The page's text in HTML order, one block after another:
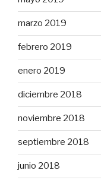
marzo 2019
febrero 2019
enero 2019
diciembre 2018
noviembre 2018
septiembre 2018
junio 2018